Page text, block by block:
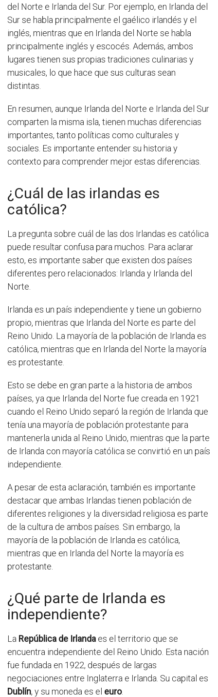
del Norte e Irlanda del Sur. Por ejemplo, en Irlanda del
Sur se habla principalmente el gaélico irlandés y el
inglés, mientras que en Irlanda del Norte se habla
principalmente inglés y escocés. Además, ambos
lugares tienen sus propias tradiciones culinarias y
musicales, lo que hace que sus culturas sean
distintas.
En resumen, aunque Irlanda del Norte e Irlanda del Sur
comparten la misma isla, tienen muchas diferencias
importantes, tanto políticas como culturales y
sociales. Es importante entender su historia y
contexto para comprender mejor estas diferencias.
¿Cuál de las irlandas es
católica?
La pregunta sobre cuál de las dos Irlandas es católica
puede resultar confusa para muchos. Para aclarar
esto, es importante saber que existen dos países
diferentes pero relacionados: Irlanda y Irlanda del
Norte.
Irlanda es un país independiente y tiene un gobierno
propio, mientras que Irlanda del Norte es parte del
Reino Unido. La mayoría de la población de Irlanda es
católica, mientras que en Irlanda del Norte la mayoría
es protestante.
Esto se debe en gran parte a la historia de ambos
países, ya que Irlanda del Norte fue creada en 1921
cuando el Reino Unido separó la región de Irlanda que
tenía una mayoría de población protestante para
mantenerla unida al Reino Unido, mientras que la parte
de Irlanda con mayoría católica se convirtió en un país
independiente.
A pesar de esta aclaración, también es importante
destacar que ambas Irlandas tienen población de
diferentes religiones y la diversidad religiosa es parte
de la cultura de ambos países. Sin embargo, la
mayoría de la población de Irlanda es católica,
mientras que en Irlanda del Norte la mayoría es
protestante.
¿Qué parte de Irlanda es
independiente?
La República de Irlanda es el territorio que se
encuentra independiente del Reino Unido. Esta nación
fue fundada en 1922, después de largas
negociaciones entre Inglaterra e Irlanda. Su capital es
Dublín, y su moneda es el euro.